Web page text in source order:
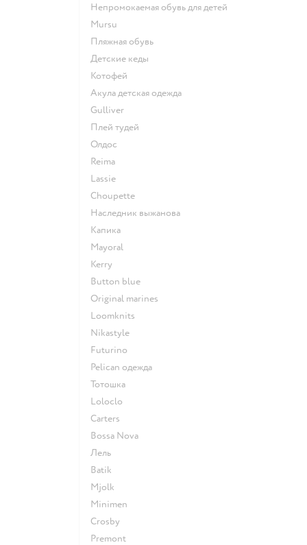
Непромокаемая обувь для детей
Mursu
Пляжная обувь
Детские кеды
Котофей
Акула детская одежда
Gulliver
Плей тудей
Олдос
Reima
Lassie
Choupette
Наследник выжанова
Капика
Mayoral
Kerry
Button blue
Original marines
Loomknits
Nikastyle
Futurino
Pelican одежда
Тотошка
Loloclo
Сarters
Bossa Nova
Лель
Batik
Mjolk
Minimen
Crosby
Premont